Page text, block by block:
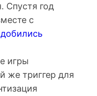
Спустя год
с
добились
игры
же триггер для